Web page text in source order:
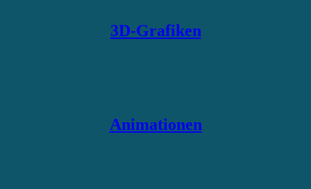
3D-Grafiken
Animationen